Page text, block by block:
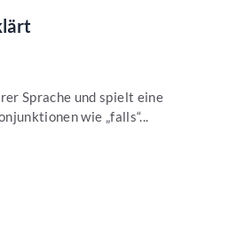
Sprache und spielt eine
wie „falls“...